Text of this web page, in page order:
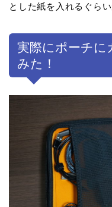
とした紙を入れるぐら
実際にポーチに
みた！